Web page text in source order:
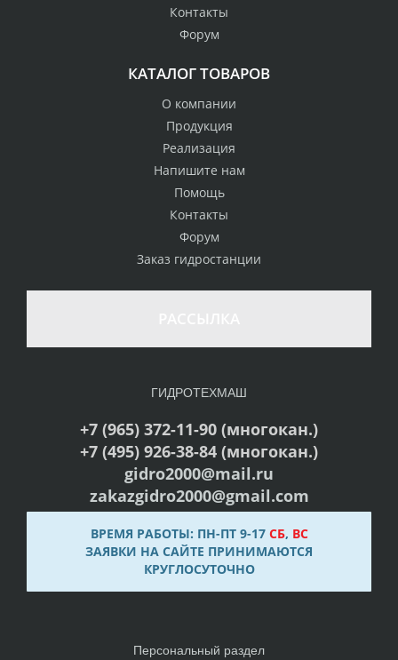
Контакты
Форум
КАТАЛОГ ТОВАРОВ
О компании
Продукция
Реализация
Напишите нам
Помощь
Контакты
Форум
Заказ гидростанции
ГИДРОТЕХМАШ
+7 (965) 372-11-90 (многокан.)
+7 (495) 926-38-84 (многокан.)
gidro2000@mail.ru
zakazgidro2000@gmail.com
ВРЕМЯ РАБОТЫ: ПН-ПТ 9-17 СБ, ВС
ЗАЯВКИ НА САЙТЕ ПРИНИМАЮТСЯ
КРУГЛОСУТОЧНО
Персональный раздел